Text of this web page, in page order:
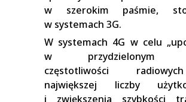
w szerokim paśmie,
w systemach 3G.
W systemach 4G w celu
w przydzielonym
częstotliwości
największej liczby
i zwiększenia szybkości